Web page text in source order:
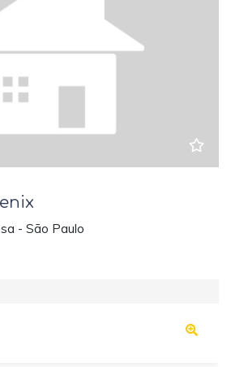
- São Paulo